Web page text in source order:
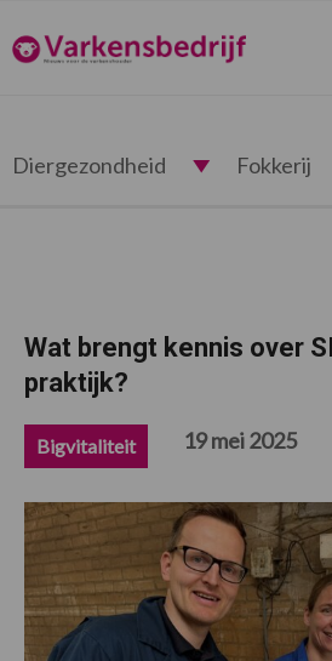
de
hoofdnavigatie
de
hoofd
de
eerste
de
voettekst
Varkensbedrijf.nl
Diergezondheid Fokkerij
Wat brengt kennis over
praktijk?
Bigvitaliteit 19 mei 2025